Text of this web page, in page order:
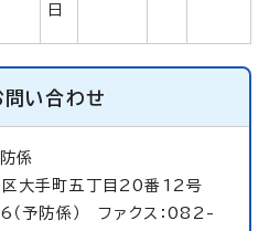
日
問い合わせ
係
大手町五丁目20番12号
予防係） ファクス：082-